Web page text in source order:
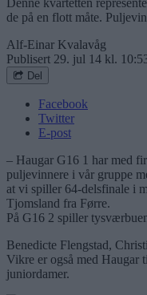
de på en flott måte.
Alf-Einar Kvalavåg
Publisert 29. jul 14 kl.
Del
Facebook
Twitter
E-post
– Haugar G16 1 har med
puljevinnere i vår gruppe
at vi spiller 64-delsfinale i
Tjomsland fra Førre.
På G16 2 spiller
Benedicte Flengstad,
Vikre er også med Haugar
juniordamer.